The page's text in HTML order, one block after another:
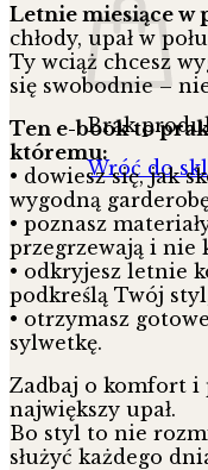
Brak
Wróć do
10
stylizacji
z
linkami
E-
BOOK
Letnie miesiące w
chłody, upał w
Ty wciąż chcesz
się swobodnie –
Ten e-book to
któremu:
• dowiesz się, jak
wygodną
• poznasz
przegrzewają i nie
• odkryjesz letnie
podkreślą Twój
• otrzymasz
sylwetkę.
Zadbaj o komfort i
największy upał.
Bo styl to nie
służyć każdego